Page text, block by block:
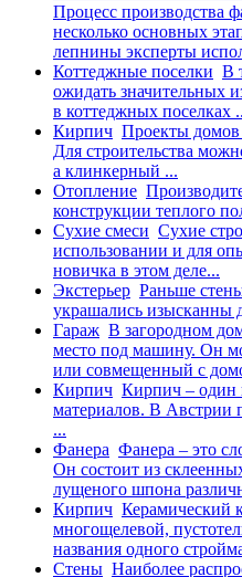
Процесс производства
несколько основных
лепнины эксперты
Коттеджные поселки В
ожидать значительных
в коттеджных поселках
Кирпич Проекты
Для строительства
а клинкерный ...
Отопление
конструкции теплого
Сухие смеси Сухие
использовании и для
новичка в этом деле...
Экстерьер Раньше
украшались изысканны
Гараж В загородном
место под машину. Он
или совмещенный с
Кирпич Кирпич – один
материалов. В Австрии
...
Фанера Фанера – это
Он состоит из
лущеного шпона
Кирпич Керамический
многощелевой,
названия одного
Стены Наиболее